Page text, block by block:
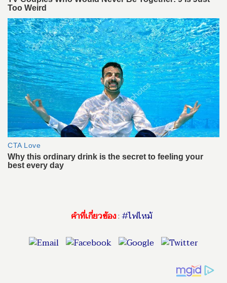
คำที่เกี่ยวข้อง:#ไฟไหม้